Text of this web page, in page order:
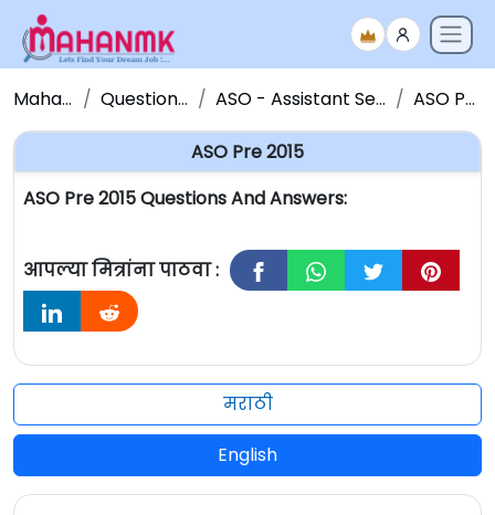
Maha NMK Question Papers ASO - Assistant Section Officer ASO Pre 2015
ASO Pre 2015
ASO Pre 2015 Questions And Answers:
आपल्या मित्रांना पाठवा :
मराठी
English